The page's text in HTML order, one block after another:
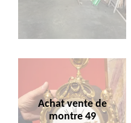
Achat vente de
montre 49